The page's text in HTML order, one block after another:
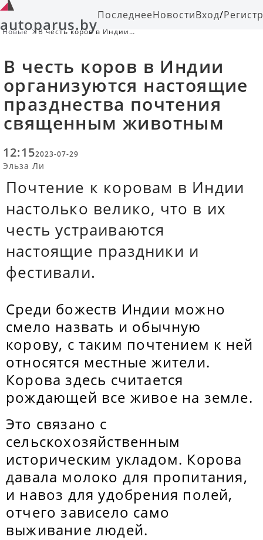
autoparus.byПоследнееНовостиВход/
Новые
В честь коров в Индии
животным
В честь коров в Индии
организуются настоящие
празднества почтения
священным животным
12:152023-07-29
Эльза Ли
Почтение к коровам в Индии
настолько велико, что в их
честь устраиваются
настоящие праздники и
фестивали.
Среди божеств Индии можно
смело назвать и обычную
корову, с таким почтением к ней
относятся местные жители.
Корова здесь считается
рождающей все живое на земле.
Это связано с
сельскохозяйственным
историческим укладом. Корова
давала молоко для пропитания,
и навоз для удобрения полей,
отчего зависело само
выживание людей.